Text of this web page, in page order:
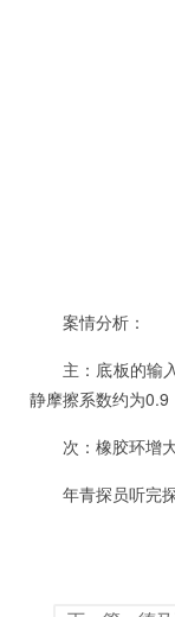
案情分析：
主：底板的输
静摩擦系数约为
次：橡胶环增
年青探员听完